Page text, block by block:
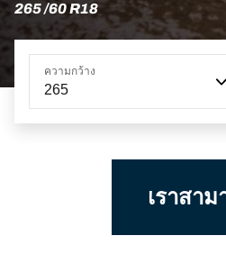
265 /60 R18
ความกว้าง
265
เราสา